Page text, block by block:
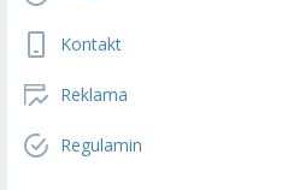
Kontakt
Reklama
Regulamin